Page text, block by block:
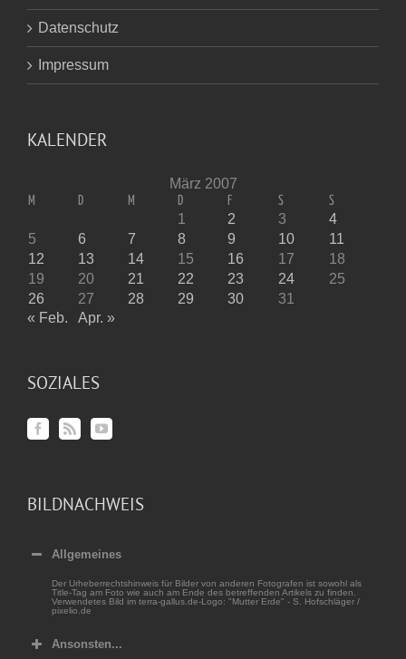
Datenschutz
Impressum
KALENDER
März 2007
M D M D F S S
1 2 3
4
5
6 7 8 9 10
11
12
13 14 15 16 17
18
19
20 21 22 23 24
25
26
27 28 29 30
31
« Feb.
Apr. »
SOZIALES
BILDNACHWEIS
Allgemeines
Der Urheberrechtshinweis für Bilder von anderen Fotografen ist sowohl als
Title-Tag am Foto wie auch am Ende des betreffenden Artikels zu finden.
Verwendetes Bild im terra-gallus.de-Logo: "Mutter Erde" - S. Hofschläger /
pixelio.de
Ansonsten...